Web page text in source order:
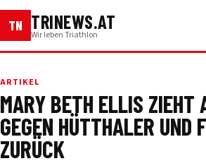
TN TRINEWS.AT
Wir leben Triathlon
ARTIKEL
MARY BETH ELLIS ZIEHT
GEGEN HÜTTHALER UND
ZURÜCK